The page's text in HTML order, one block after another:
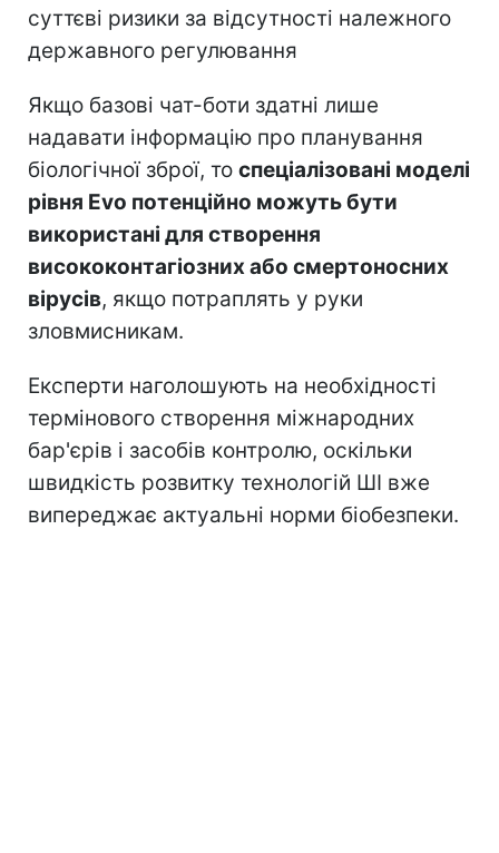
суттєві ризики за відсутності належного
державного регулювання
Якщо базові чат-боти здатні лише
надавати інформацію про планування
біологічної зброї, то спеціалізовані моделі
рівня Evo потенційно можуть бути
використані для створення
висококонтагіозних або смертоносних
вірусів, якщо потраплять у руки
зловмисникам.
Експерти наголошують на необхідності
термінового створення міжнародних
бар'єрів і засобів контролю, оскільки
швидкість розвитку технологій ШІ вже
випереджає актуальні норми біобезпеки.